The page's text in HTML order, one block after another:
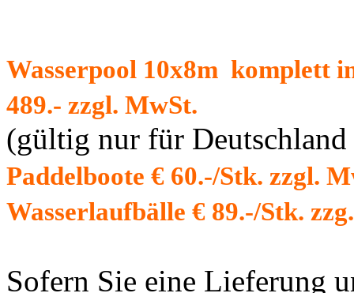
Wasserpool 10x8m komplett
489.- zzgl. MwSt.
(gültig nur für
Paddelboote € 60.-/Stk. zzgl.
Wasserlaufbälle € 89.-/Stk.
Sofern Sie eine Lieferung